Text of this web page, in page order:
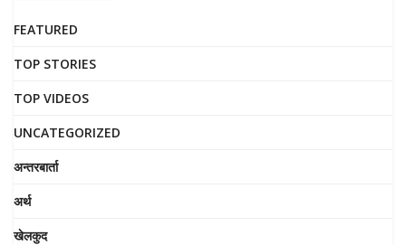
FEATURED
TOP STORIES
TOP VIDEOS
UNCATEGORIZED
अन्तरबार्ता
अर्थ
खेलकुद